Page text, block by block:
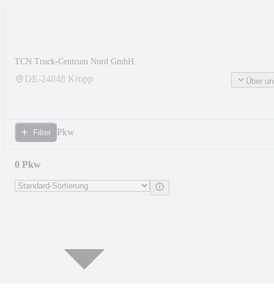
TCN Truck-Centrum Nord GmbH
DE-24848 Kropp Über
Filter Pkw
0 Pkw